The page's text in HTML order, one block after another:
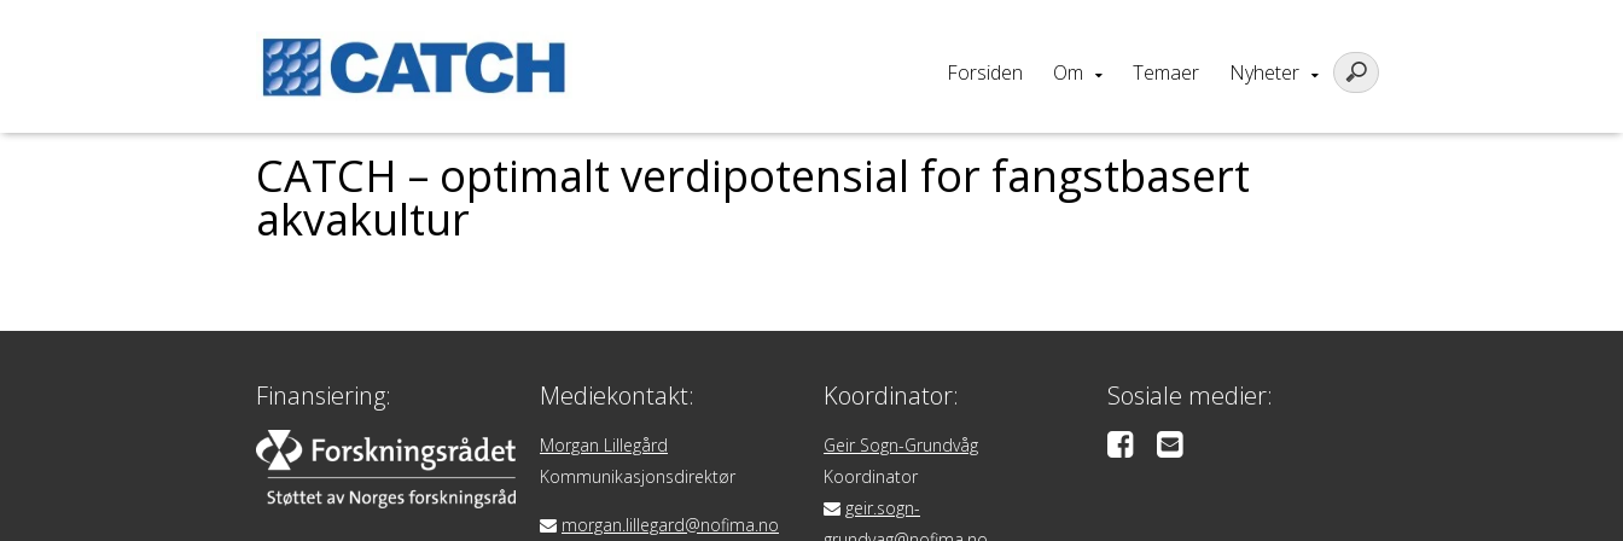
Forsiden Om Temaer Nyheter
CATCH – optimalt verdipotensial for fangstbasert
akvakultur
Finansiering: Mediekontakt:
Morgan Lillegård
Kommunikasjonsdirektør
morgan.lillegard@nofima.no
Koordinator:
Geir Sogn-Grundvåg
Koordinator
geir.sogn-
Sosiale medier: